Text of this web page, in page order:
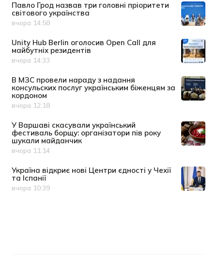
Павло Грод назвав три головні пріоритети
світового українства
Дата публікації
вчора 14:58
Unity Hub Berlin оголосив Open Call для
майбутніх резидентів
Дата публікації
вчора 14:33
В МЗС провели нараду з надання
консульских послуг українським біженцям за
кордоном
Дата публікації
вчора 12:18
У Варшаві скасували український
фестиваль борщу: організатори пів року
шукали майданчик
Дата публікації
вчора 11:14
Україна відкриє нові Центри єдності у Чехії
та Іспанії
Дата публікації
вчора 10:39